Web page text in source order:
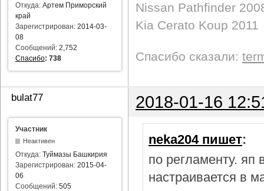
Откуда: Артем Приморский
край
Зарегистрирован: 2014-03-
08
Сообщений: 2,752
Спасибо: 738
Nissan Pathfinder
Kia Cerato Koup 2011
Спасибо сказали:
bulat77 2018-01-16
Участник
Неактивен
Откуда: Туймазы Башкирия
Зарегистрирован: 2015-04-
06
Сообщений: 505
neka204 пишет:
по регламенту.
настраивается в